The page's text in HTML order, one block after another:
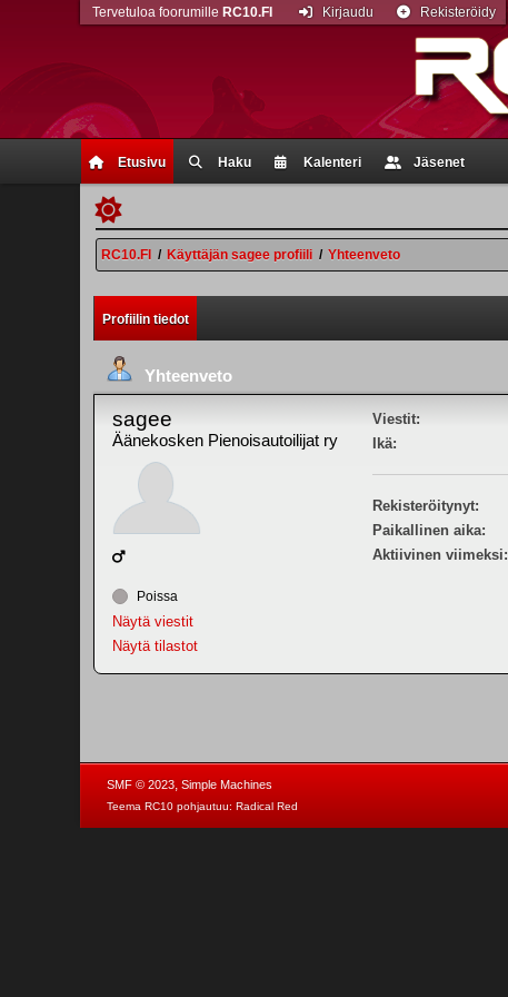
Etusivu Haku Kalenteri Jäsenet
Tervetuloa foorumille RC10.FI Kirjaudu Rekisteröidy
RC10.FI / Käyttäjän sagee profiili / Yhteenveto
Profiilin tiedot
Yhteenveto
sagee
Äänekosken Pienoisautoilijat ry
Poissa
Näytä viestit
Näytä tilastot
Viestit:
Ikä:
Rekisteröitynyt:
Paikallinen aika:
Aktiivinen viimeksi:
SMF © 2023, Simple Machines
Teema RC10 pohjautuu: Radical Red